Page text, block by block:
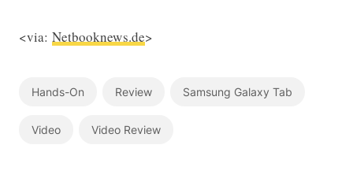
<via: Netbooknews.de>
Hands-On Review Samsung Galaxy Tab
Video Video Review